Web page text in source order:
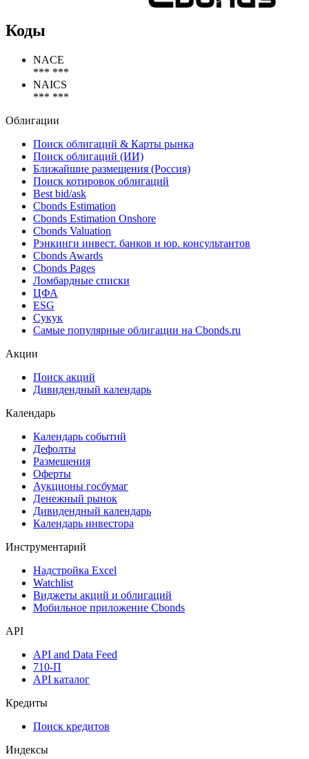
Коды
NACE
*** ***
NAICS
*** ***
Облигации
Поиск облигаций & Карты рынка
Поиск облигаций (ИИ)
Ближайшие размещения (Россия)
Поиск котировок облигаций
Best bid/ask
Cbonds Estimation
Cbonds Estimation Onshore
Cbonds Valuation
Рэнкинги инвест. банков и юр. консультантов
Cbonds Awards
Cbonds Pages
Ломбардные списки
ЦФА
ESG
Сукук
Самые популярные облигации на Cbonds.ru
Акции
Поиск акций
Дивидендный календарь
Календарь
Календарь событий
Дефолты
Размещения
Оферты
Аукционы госбумаг
Денежный рынок
Дивидендный календарь
Календарь инвестора
Инструментарий
Надстройка Excel
Watchlist
Виджеты акций и облигаций
Мобильное приложение Cbonds
API
API and Data Feed
710-П
API каталог
Кредиты
Поиск кредитов
Индексы